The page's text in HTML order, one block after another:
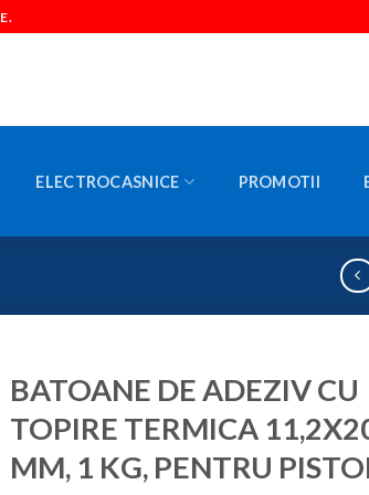
ELECTROCASNICE PROMOTII
BATOANE DE ADEZIV CU
TOPIRE TERMICA
MM, 1 KG, PENTRU